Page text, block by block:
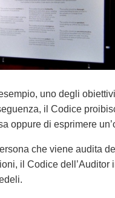
uno degli
il Codice
oppure di esprimere
che viene audita
il Codice